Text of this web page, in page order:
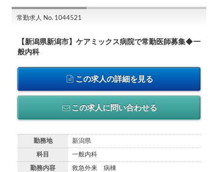
常勤求人 No. 1044521
【新潟県新潟市】ケアミックス病院で常勤医師募集◆一
般内科
この求人の詳細を見る
この求人に問い合わせる
勤務地 新潟県
科目 一般内科
勤務内容 救急外来 病棟